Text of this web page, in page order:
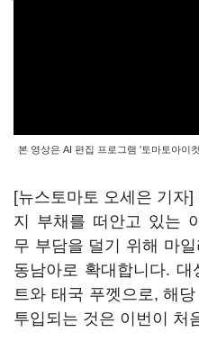
본 영상은 AI 편집 프로그램 '토마토아이
[뉴스토마토 오세은 기자
지 부채를 떠안고 있는
무 부담을 덜기 위해 마
동남아로 확대합니다.
트와 태국 푸껫으로, 해
투입되는 것은 이번이 처